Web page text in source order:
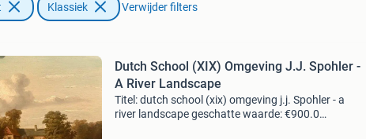
Klassiek Verwijder filters
Dutch School (XIX) Omgeving J.J. Spohler -
A River Landscape
Titel: dutch school (xix) omgeving j.j. Spohler - a
river landscape geschatte waarde: €900.0